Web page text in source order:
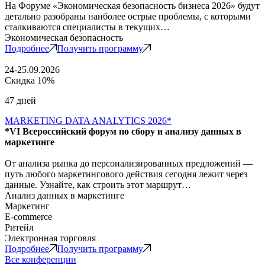
На Форуме «Экономическая безопасность бизнеса 2026» будут
детально разобраны наиболее острые проблемы, с которыми
сталкиваются специалисты в текущих…
Экономическая безопасность
Подробнее
Получить программу
24-25.09.2026
Скидка 10%
47 дней
MARKETING DATA ANALYTICS 2026*
*VI Всероссийский форум по сбору и анализу данных в
маркетинге
От анализа рынка до персонализированных предложений —
путь любого маркетингового действия сегодня лежит через
данные. Узнайте, как строить этот маршрут…
Анализ данных в маркетинге
Маркетинг
E-commerce
Ритейл
Электронная торговля
Подробнее
Получить программу
Все конференции